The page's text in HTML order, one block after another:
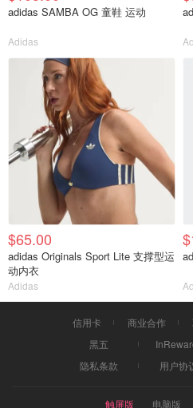
adidas SAMBA OG 童鞋 运动
Adidas
$65.00
adidas Originals Sport Lite 支撑型运
动内衣
Adidas
信用卡 商业合作
黑五
隐私条款
用户协
触屏版 电脑版